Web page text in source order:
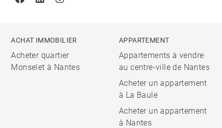
FacebookLinkedinInstagram
ACHAT IMMOBILIER
Acheter quartier
Monselet à Nantes
APPARTEMENT
Appartements à vendre
au centre-ville de Nantes
Acheter un appartement
à La Baule
Acheter un appartement
à Nantes